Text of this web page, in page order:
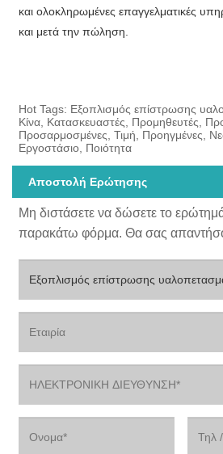
και ολοκληρωμένες επαγγελματικές
και μετά την πώληση.
Hot Tags: Εξοπλισμός επίστρωσης
Κίνα, Κατασκευαστές, Προμηθευτές,
Προσαρμοσμένες, Τιμή, Προηγμένες,
Εργοστάσιο, Ποιότητα
Αποστολή Ερώτησης
Μη διστάσετε να δώσετε το
παρακάτω φόρμα. Θα σας